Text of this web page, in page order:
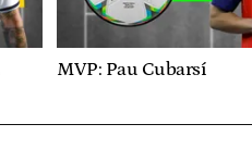
MVP: Pau Cubarsí